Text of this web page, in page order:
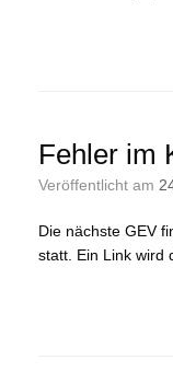
Fehler im
Veröffentlicht am
Die nächste GEV
statt. Ein Link wird